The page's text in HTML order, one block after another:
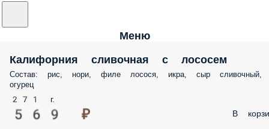
Меню
Калифорния сливочная с лососем
Состав: рис, нори, филе лосося, икра, сыр сливочный,
огурец
271 г.
569 ₽ В